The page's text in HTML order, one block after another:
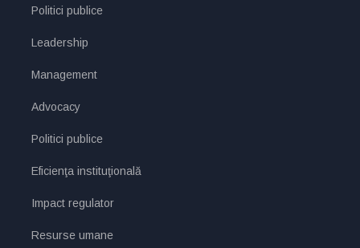
Politici publice
Leadership
Management
Advocacy
Politici publice
Eficienţa instituţională
Impact regulator
Resurse umane